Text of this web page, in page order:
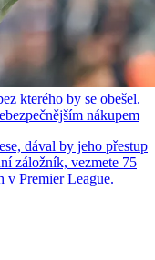
kterého by se obešel.
nákupem
dával by jeho přestup
záložník, vezmete 75
v Premier League.